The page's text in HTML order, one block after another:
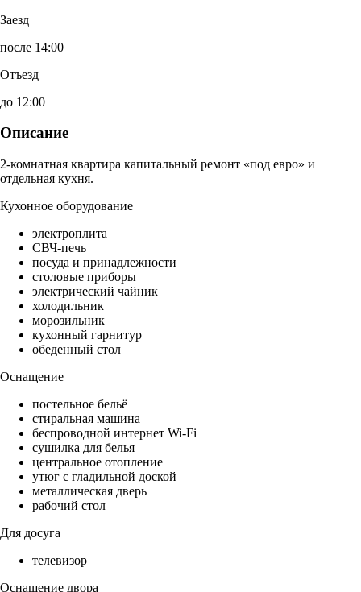
Заезд
после 14:00
Отъезд
до 12:00
Описание
2-комнатная квартира капитальный ремонт «под евро» и
отдельная кухня.
Кухонное оборудование
электроплита
СВЧ-печь
посуда и принадлежности
столовые приборы
электрический чайник
холодильник
морозильник
кухонный гарнитур
обеденный стол
Оснащение
постельное бельё
стиральная машина
беспроводной интернет Wi-Fi
сушилка для белья
центральное отопление
утюг с гладильной доской
металлическая дверь
рабочий стол
Для досуга
телевизор
Оснащение двора